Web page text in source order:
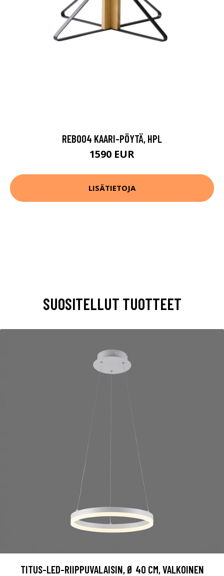
REB004 KAARI-PÖYTÄ, HPL
1590 EUR
LISÄTIETOJA
SUOSITELLUT TUOTTEET
TITUS-LED-RIIPPUVALAISIN, Ø 40 CM, VALKOINEN